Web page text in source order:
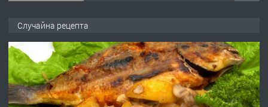
преди 1 година
ПРЕДЛАГА Работа за общи работници
Случайна рецепта